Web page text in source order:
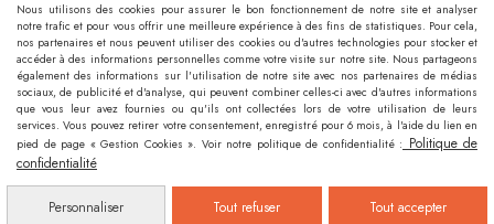
Nous contacter
Mentions Légales Politique de confidentialité Gestion cookies Mon
Créer un site internet
Nous utilisons des cookies pour assurer le bon fonctionnement de notre site et analyser
notre trafic et pour vous offrir une meilleure expérience à des fins de statistiques. Pour cela,
nos partenaires et nous peuvent utiliser des cookies ou d'autres technologies pour stocker et
accéder à des informations personnelles comme votre visite sur notre site. Nous partageons
également des informations sur l'utilisation de notre site avec nos partenaires de médias
sociaux, de publicité et d'analyse, qui peuvent combiner celles-ci avec d'autres informations
que vous leur avez fournies ou qu'ils ont collectées lors de votre utilisation de leurs
services. Vous pouvez retirer votre consentement, enregistré pour 6 mois, à l'aide du lien en
pied de page « Gestion Cookies ». Voir notre politique de confidentialité : Politique de
confidentialité
Personnaliser Tout refuser Tout accepter